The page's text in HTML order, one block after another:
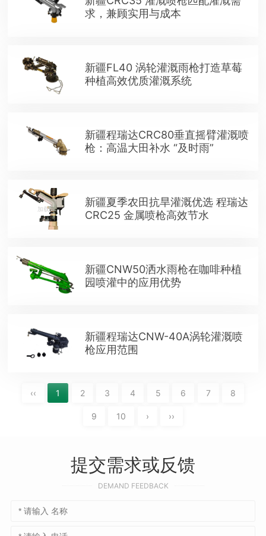
求，兼顾实用与成本
新疆FL40 涡轮灌溉雨枪打造草莓
种植高效优质灌溉系统
新疆程瑞达CRC80垂直摇臂灌溉喷
枪：高温大田补水 “及时雨”
新疆夏季农田抗旱灌溉优选 程瑞达
CRC25 金属喷枪高效节水
新疆CNW50洒水雨枪在咖啡种植
园喷灌中的应用优势
新疆程瑞达CNW-40A涡轮灌溉喷
枪应用范围
‹‹ 1 2 3 4 5 6 7 8
9 10 › ››
提交需求或反馈
DEMAND FEEDBACK